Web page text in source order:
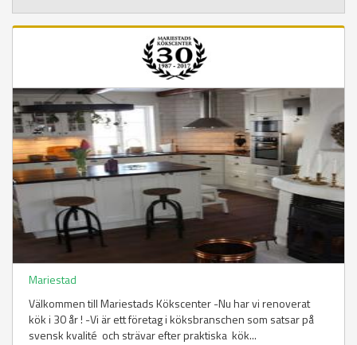
Mariestad
Välkommen till Mariestads Kökscenter -Nu har vi renoverat
kök i 30 år ! -Vi är ett företag i köksbranschen som satsar på
svensk kvalité och strävar efter praktiska kök...